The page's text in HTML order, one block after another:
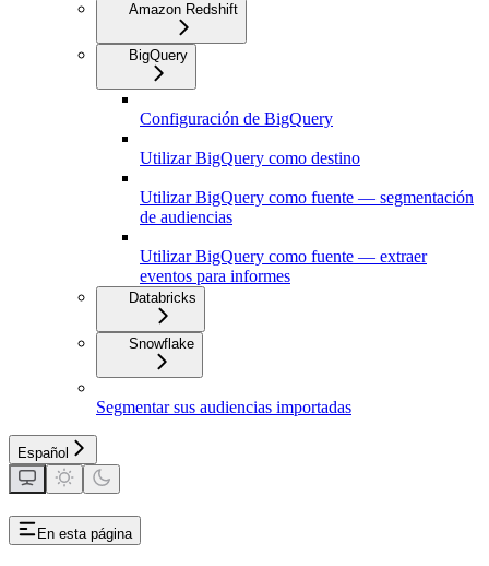
Amazon Redshift
BigQuery
Configuración de BigQuery
Utilizar BigQuery como destino
Utilizar BigQuery como fuente — segmentación
de audiencias
Utilizar BigQuery como fuente — extraer
eventos para informes
Databricks
Snowflake
Segmentar sus audiencias importadas
Español
En esta página